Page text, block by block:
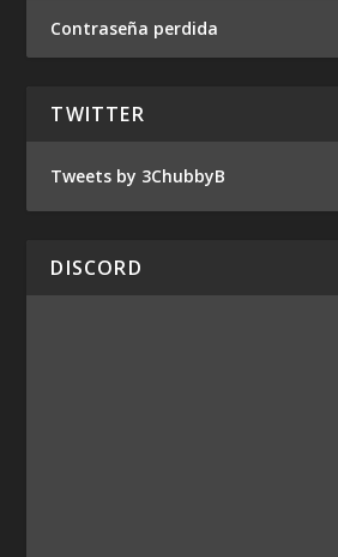
Contraseña perdida
TWITTER
Tweets by 3ChubbyB
DISCORD